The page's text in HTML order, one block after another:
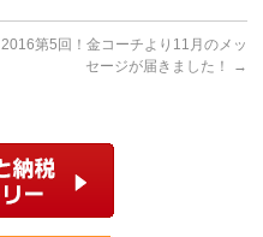
2016第5回！金コーチより11月のメッ
セージが届きました！
→